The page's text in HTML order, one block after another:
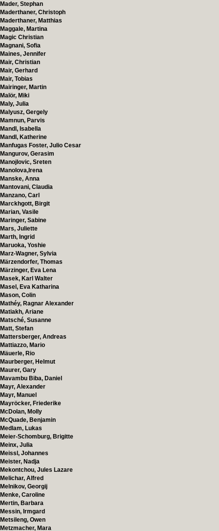
Mader, Stephan
Maderthaner, Christoph
Maderthaner, Matthias
Maggale, Martina
Magic Christian
Magnani, Sofia
Maines, Jennifer
Mair, Christian
Mair, Gerhard
Mair, Tobias
Mairinger, Martin
Malör, Miki
Maly, Julia
Malyusz, Gergely
Mamnun, Parvis
Mandl, Isabella
Mandl, Katherine
Manfugas Foster, Julio Cesar
Mangurov, Gerasim
Manojlovic, Sreten
Manolova,Irena
Manske, Anna
Mantovani, Claudia
Manzano, Carl
Marckhgott, Birgit
Marian, Vasile
Maringer, Sabine
Mars, Juliette
Marth, Ingrid
Maruoka, Yoshie
Marz-Wagner, Sylvia
Märzendorfer, Thomas
Märzinger, Eva Lena
Masek, Karl Walter
Masel, Eva Katharina
Mason, Colin
Mathéy, Ragnar Alexander
Matiakh, Ariane
Matsché, Susanne
Matt, Stefan
Mattersberger, Andreas
Mattiazzo, Mario
Mäuerle, Rio
Maurberger, Helmut
Maurer, Gary
Mavambu Biba, Daniel
Mayr, Alexander
Mayr, Manuel
Mayröcker, Friederike
McDolan, Molly
McQuade, Benjamin
Medlam, Lukas
Meier-Schomburg, Brigitte
Meinx, Julia
Meissl, Johannes
Meister, Nadja
Mekontchou, Jules Lazare
Melichar, Alfred
Melnikov, Georgij
Menke, Caroline
Mertin, Barbara
Messin, Irmgard
Metsileng, Owen
Metzmacher, Mara